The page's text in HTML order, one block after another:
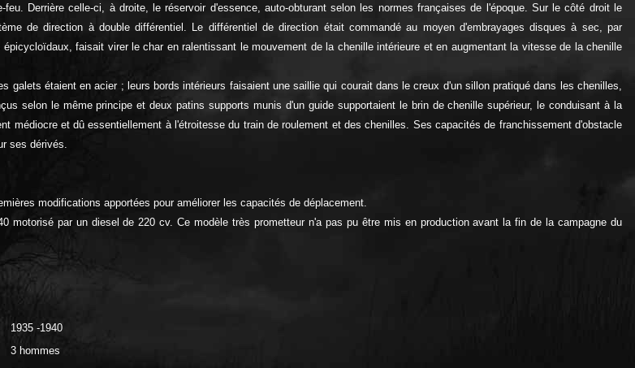
Derrière celle-ci, à droite, le réservoir d'essence, auto-obturant selon les normes françaises de l'époque. Sur le côté droit le
de direction à double différentiel. Le différentiel de direction était commandé au moyen d'embrayages disques à sec, par
faisait virer le char en ralentissant le mouvement de la chenille intérieure et en augmentant la vitesse de la chenille
étaient en acier ; leurs bords intérieurs faisaient une saillie qui courait dans le creux d'un sillon pratiqué dans les chenilles,
selon le même principe et deux patins supports munis d'un guide supportaient le brin de chenille supérieur, le conduisant à la
médiocre et dû essentiellement à l'étroitesse du train de roulement et des chenilles. Ses capacités de franchissement d'obstacle
ses dérivés.
modifications apportées pour améliorer les capacités de déplacement.
motorisé par un diesel de 220 cv. Ce modèle très prometteur n'a pas pu être mis en production avant la fin de la campagne du
1935 -1940
3 hommes